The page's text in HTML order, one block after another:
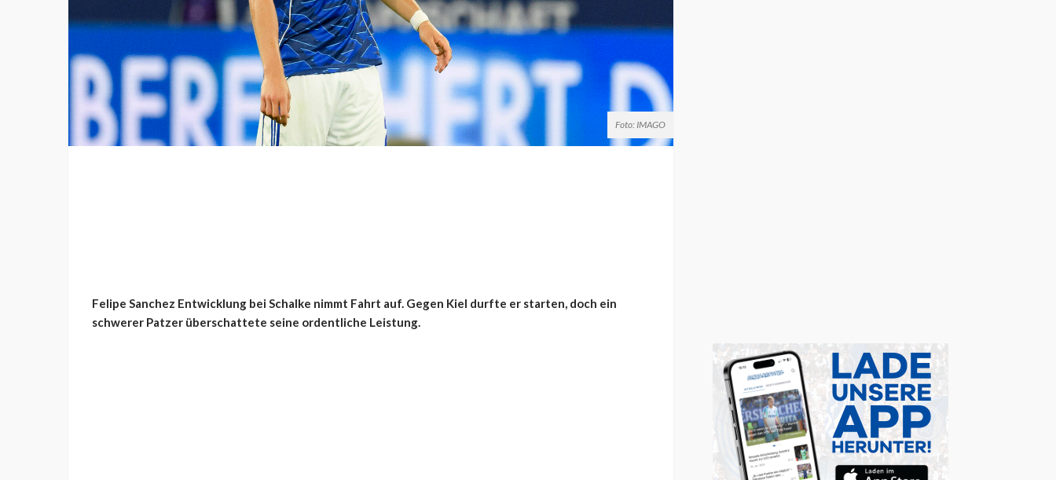
Foto: IMAGO
Felipe Sanchez Entwicklung bei Schalke nimmt Fahrt auf. Gegen Kiel durfte er starten, doch ein
schwerer Patzer überschattete seine ordentliche Leistung.